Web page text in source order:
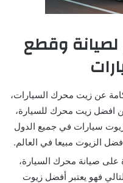
وقطع
عن زيت محرك السيارات،
افضل زيت محرك للسيارة،
سيارات في جميع الدول
الزيوت مبيعا في العالم.
على صيانة محرك السيارة،
فهو يعتبر أفضل زيوت